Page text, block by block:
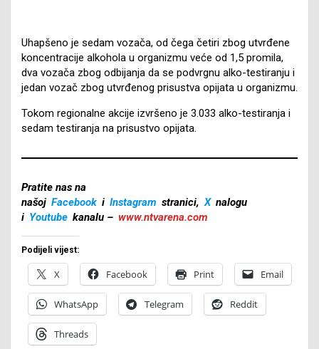
Uhapšeno je sedam vozača, od čega četiri zbog utvrđene
koncentracije alkohola u organizmu veće od 1,5 promila,
dva vozača zbog odbijanja da se podvrgnu alko-testiranju i
jedan vozač zbog utvrđenog prisustva opijata u organizmu.
Tokom regionalne akcije izvršeno je 3.033 alko-testiranja i
sedam testiranja na prisustvo opijata.
Pratite nas na
našoj Facebook i Instagram stranici, X nalogu
i Youtube kanalu – www.ntvarena.com
Podijeli vijest:
X Facebook Print Email
WhatsApp Telegram Reddit
Threads